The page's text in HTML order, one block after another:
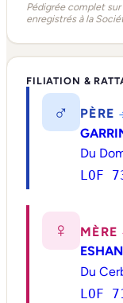
Pédigrée complet
enregistrés à la
FILIATION &
♂ PÈRE
Du
LOF
♀ MÈRE
Du
LOF